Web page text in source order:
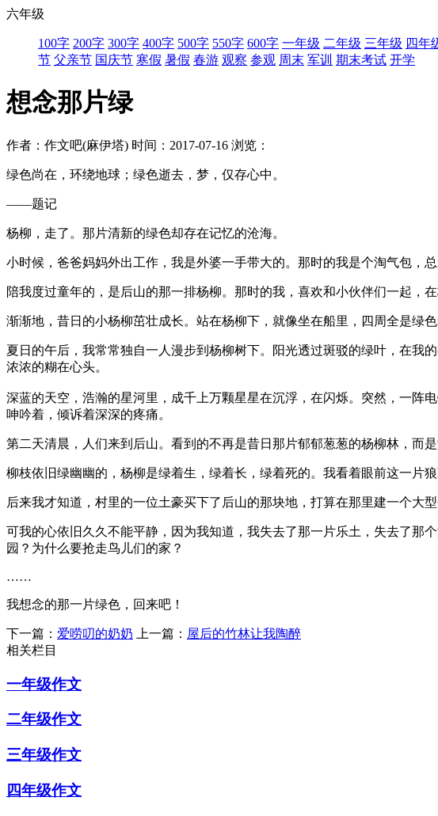
六年级
100字 200字 300字 400字 500字 550字 600字 一年级 二年级 三年级 四年
节 父亲节 国庆节 寒假 暑假 春游 观察 参观 周末 军训 期末考试 开学
想念那片绿
作者：作文吧(麻伊塔) 时间：2017-07-16 浏览：
绿色尚在，环绕地球；绿色逝去，梦，仅存心中。
——题记
杨柳，走了。那片清新的绿色却存在记忆的沧海。
小时候，爸爸妈妈外出工作，我是外婆一手带大的。那时的我是个淘气包，
陪我度过童年的，是后山的那一排杨柳。那时的我，喜欢和小伙伴们一起，
渐渐地，昔日的小杨柳茁壮成长。站在杨柳下，就像坐在船里，四周全是绿
夏日的午后，我常常独自一人漫步到杨柳树下。阳光透过斑驳的绿叶，在我
浓浓的糊在心头。
深蓝的天空，浩瀚的星河里，成千上万颗星星在沉浮，在闪烁。突然，一阵
呻吟着，倾诉着深深的疼痛。
第二天清晨，人们来到后山。看到的不再是昔日那片郁郁葱葱的杨柳林，而是
柳枝依旧绿幽幽的，杨柳是绿着生，绿着长，绿着死的。我看着眼前这一片
后来我才知道，村里的一位土豪买下了后山的那块地，打算在那里建一个大型
可我的心依旧久久不能平静，因为我知道，我失去了那一片乐土，失去了那
园？为什么要抢走鸟儿们的家？
……
我想念的那一片绿色，回来吧！
下一篇： 爱唠叨的奶奶 上一篇： 屋后的竹林让我陶醉
相关栏目
一年级作文
二年级作文
三年级作文
四年级作文